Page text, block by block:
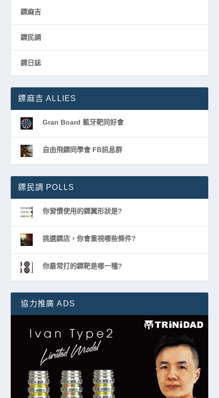
鏢麻吉
鏢民調
鏢日誌
鏢麻吉 ALLIES
Gran Board 藍牙靶同好會
自由飛鏢同學會 FB訊息群
鏢民調 POLLS
你習慣使用的鏢翼形狀是?
挑選鏢店，你會重視哪些條件?
你最常打的鏢靶是哪一種?
協力推廣 ADS